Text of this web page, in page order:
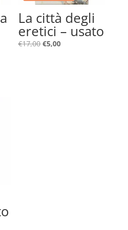
La città degli
eretici – usato
€17,00 Il
€5,00Il